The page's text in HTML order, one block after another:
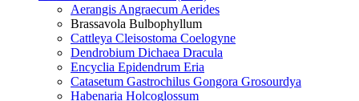
Aerangis Angraecum Aerides
Brassavola Bulbophyllum
Cattleya Cleisostoma Coelogyne
Dendrobium Dichaea Dracula
Encyclia Epidendrum Eria
Catasetum Gastrochilus Gongora Grosourdya
Habenaria Holcoglossum